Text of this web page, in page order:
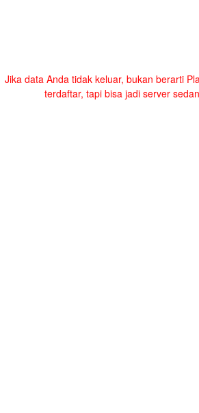
Jika data Anda tidak keluar, bukan berarti
terdaftar, tapi bisa jadi server